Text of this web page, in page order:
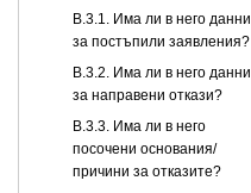
В.3.1. Има ли в него данни
за постъпили заявления?
В.3.2. Има ли в него данни
за направени откази?
В.3.3. Има ли в него
посочени основания/
причини за отказите?